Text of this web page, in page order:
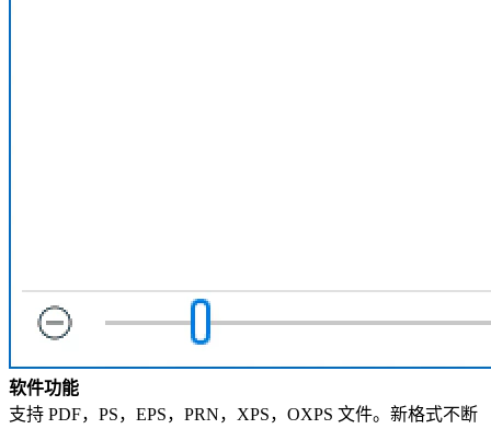
软件功能
支持 PDF，PS，EPS，PRN，XPS，OXPS 文件。新格式不断